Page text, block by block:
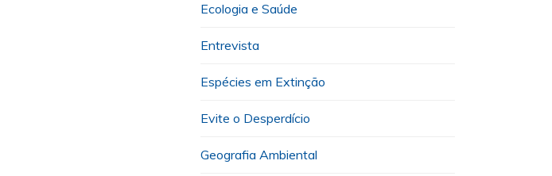
Ecologia e Saúde
Entrevista
Espécies em Extinção
Evite o Desperdício
Geografia Ambiental